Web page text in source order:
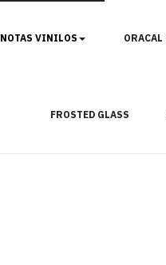
NOTAS VINILOS ORACAL
FROSTED GLASS